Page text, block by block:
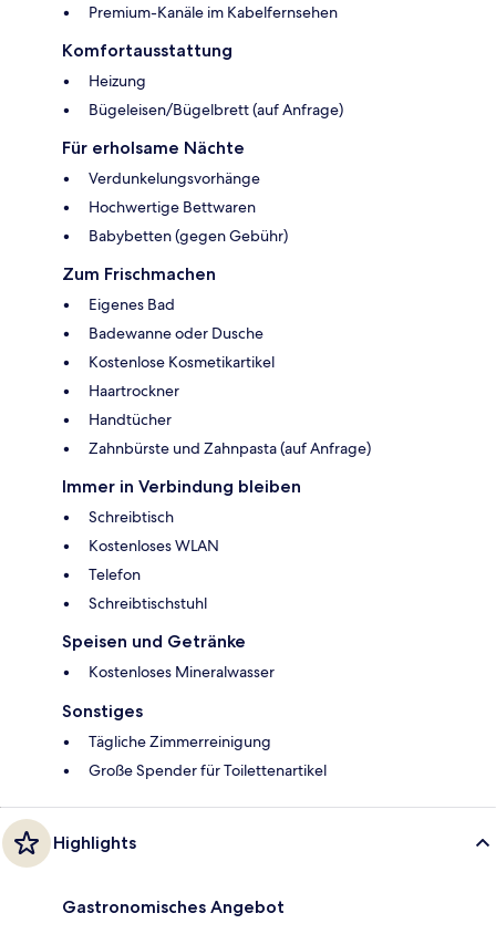
Premium-Kanäle im Kabelfernsehen
Komfortausstattung
Heizung
Bügeleisen/Bügelbrett (auf Anfrage)
Für erholsame Nächte
Verdunkelungsvorhänge
Hochwertige Bettwaren
Babybetten (gegen Gebühr)
Zum Frischmachen
Eigenes Bad
Badewanne oder Dusche
Kostenlose Kosmetikartikel
Haartrockner
Handtücher
Zahnbürste und Zahnpasta (auf Anfrage)
Immer in Verbindung bleiben
Schreibtisch
Kostenloses WLAN
Telefon
Schreibtischstuhl
Speisen und Getränke
Kostenloses Mineralwasser
Sonstiges
Tägliche Zimmerreinigung
Große Spender für Toilettenartikel
Highlights
Gastronomisches Angebot